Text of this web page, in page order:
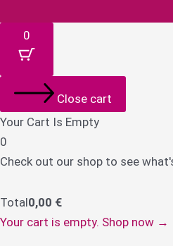
0
Close cart
Your Cart Is Empty
0
Check out our shop to see
Total0,00 €
Your cart is empty. Shop now →